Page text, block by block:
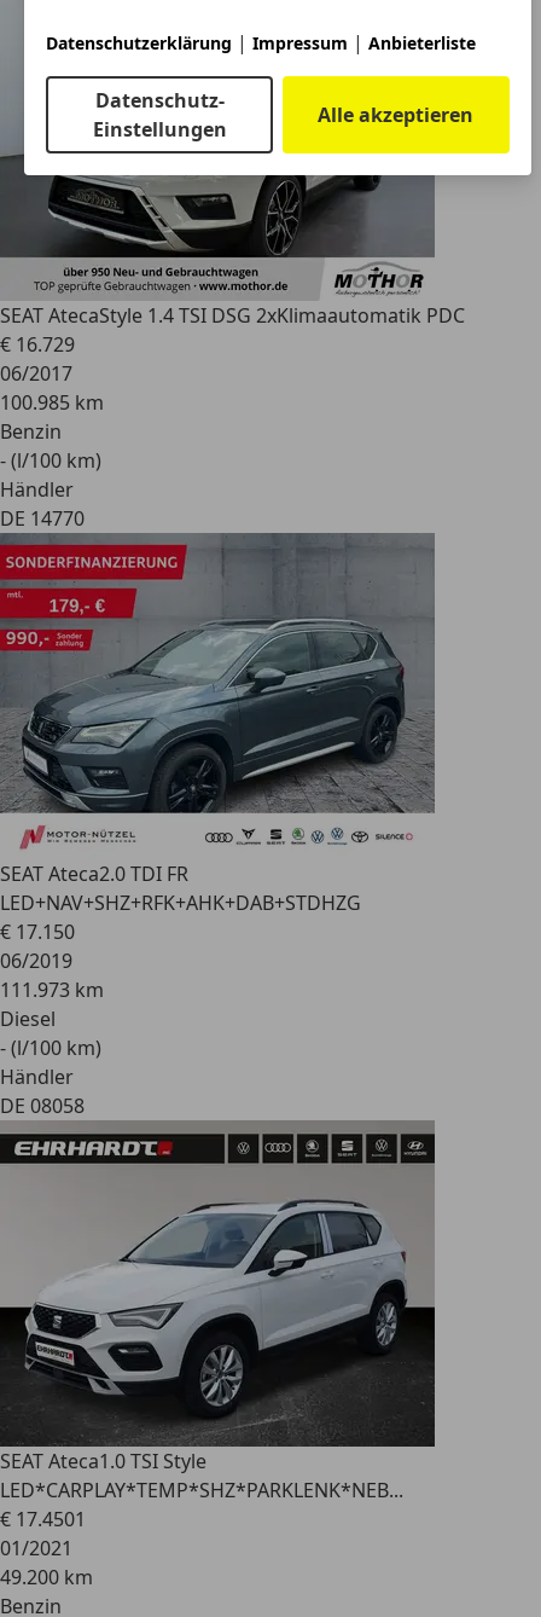
Datenschutzerklärung | Impressum | Anbieterliste
Datenschutz-
Einstellungen
Alle akzeptieren
SEAT AtecaStyle 1.4 TSI DSG 2xKlimaautomatik PDC
€ 16.729
06/2017
100.985 km
Benzin
- (l/100 km)
Händler
DE 14770
SEAT Ateca2.0 TDI FR
LED+NAV+SHZ+RFK+AHK+DAB+STDHZG
€ 17.150
06/2019
111.973 km
Diesel
- (l/100 km)
Händler
DE 08058
SEAT Ateca1.0 TSI Style
LED*CARPLAY*TEMP*SHZ*PARKLENK*NEB...
€ 17.4501
01/2021
49.200 km
Benzin